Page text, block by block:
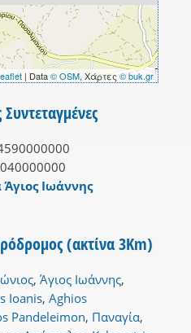
| Data© OSM, Χάρτες© buk.gr
Άγιος Ιωάννης
(ακτίνα 3Km)
, Άγιος Ιωάννης,
Ioanis, Aghios
Pandeleimon, Παναγία,